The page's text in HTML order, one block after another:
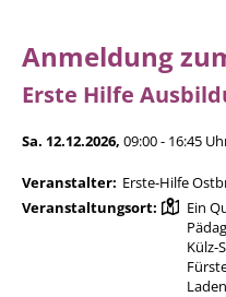
Anmeldung
Erste Hilfe
Sa. 12.12.2026, 09:00 - 16:45
Veranstalter: Erste-Hilfe
Veranstaltungsort:
Ein
Külz-